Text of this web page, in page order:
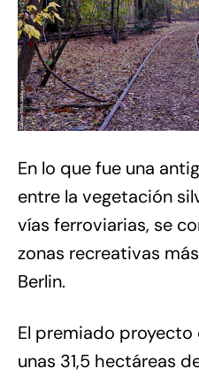
En lo que fue una
entre la vegetación
vías ferroviarias, se
zonas recreativas
Berlin.
El premiado
unas 31,5 hectáreas